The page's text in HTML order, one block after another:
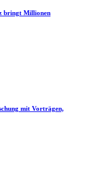
bringt Millionen
mit Vorträgen,